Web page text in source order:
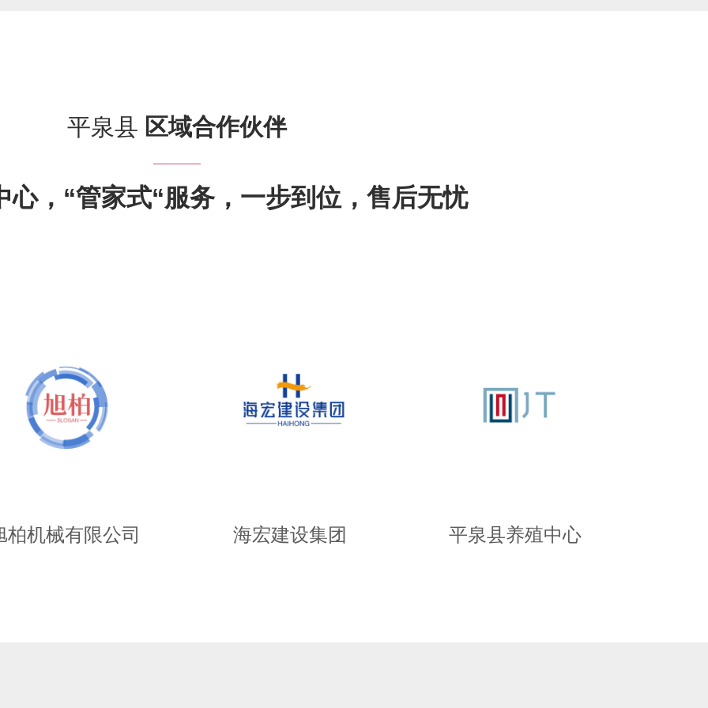
平泉县 区域合作伙伴
心，“管家式“服务，一步到位，售后无忧
柏机械有限公司 海宏建设集团 平泉县养殖中心